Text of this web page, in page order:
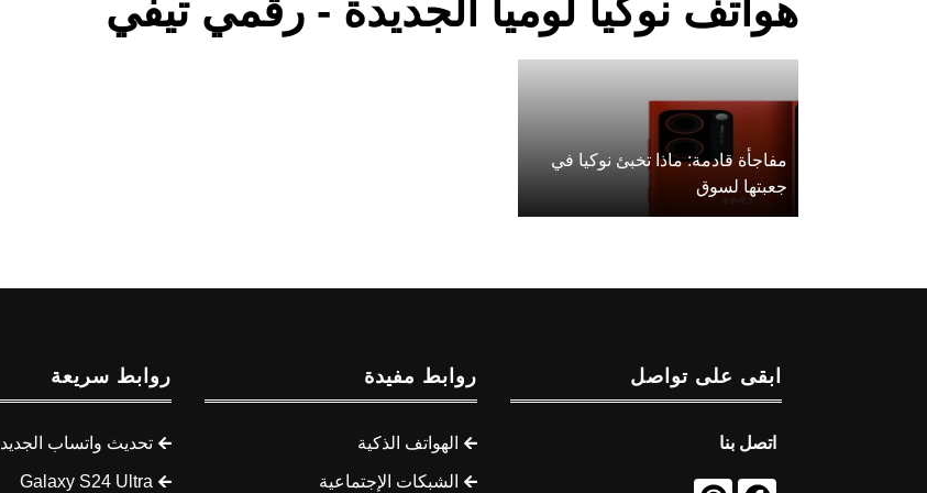
هواتف نوكيا لوميا الجديدة - رقمي تيفي
مفاجأة قادمة: ماذا تخبئ نوكيا في
جعبتها لسوق
ابقى على تواصل
اتصل بنا
روابط مفيدة
الهواتف الذكية
الشبكات الإجتماعية
روابط سريعة
تحديث واتساب الجديد
Galaxy S24 Ultra